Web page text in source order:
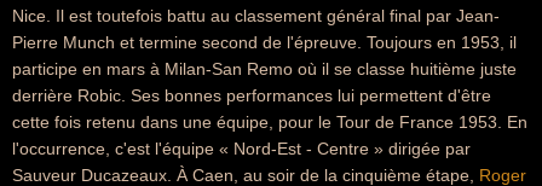
Nice. Il est toutefois battu au classement général final par Jean-
Pierre Munch et termine second de l'épreuve. Toujours en 1953, il
participe en mars à Milan-San Remo où il se classe huitième juste
derrière Robic. Ses bonnes performances lui permettent d'être
cette fois retenu dans une équipe, pour le Tour de France 1953. En
l'occurrence, c'est l'équipe « Nord-Est - Centre » dirigée par
Sauveur Ducazeaux. À Caen, au soir de la cinquième étape, Roger